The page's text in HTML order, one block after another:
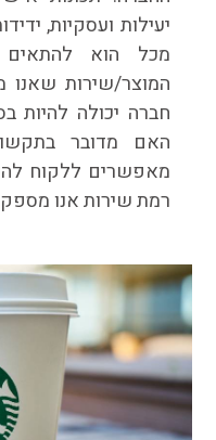
יעילות ועסקיות,
מכל הוא להתאים
המוצר/שירות שאנו
חברה יכולה להיות
האם מדובר
מאפשרים ללקוח
רמת שירות אנו